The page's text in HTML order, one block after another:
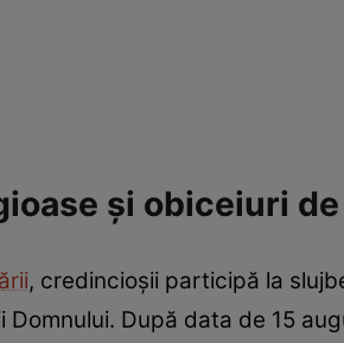
și obiceiuri
, credincioșii participă la
Domnului. După data de 15